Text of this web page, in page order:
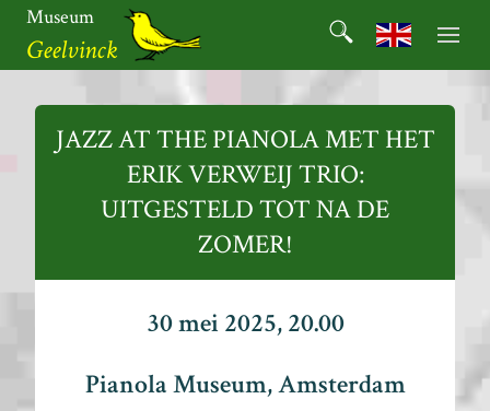
naar
de
Museum
Geelvinck
Geelvinck
Search
Search for:
JAZZ AT THE PIANOLA MET HET
ERIK VERWEIJ TRIO:
UITGESTELD TOT NA DE
ZOMER!
30 mei 2025, 20.00
Pianola Museum, Amsterdam